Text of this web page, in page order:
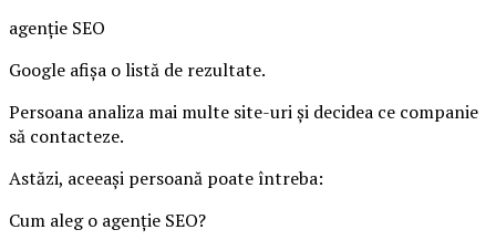
agenție SEO
Google afișa o listă de rezultate.
Persoana analiza mai multe site-uri și decidea ce companie
să contacteze.
Astăzi, aceeași persoană poate întreba:
Cum aleg o agenție SEO?